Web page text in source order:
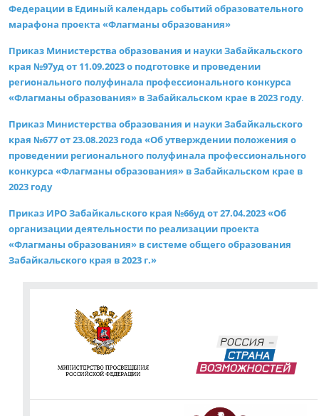
Федерации в Единый календарь событий образовательного
марафона проекта «Флагманы образования»
Приказ Министерства образования и науки Забайкальского
края №97уд от 11.09.2023 о подготовке и проведении
регионального полуфинала профессионального конкурса
«Флагманы образования» в Забайкальском крае в 2023 году.
Приказ Министерства образования и науки Забайкальского
края №677 от 23.08.2023 года «Об утверждении положения о
проведении регионального полуфинала профессионального
конкурса «Флагманы образования» в Забайкальском крае в
2023 году
Приказ ИРО Забайкальского края №66уд от 27.04.2023 «Об
организации деятельности по реализации проекта
«Флагманы образования» в системе общего образования
Забайкальского края в 2023 г.»